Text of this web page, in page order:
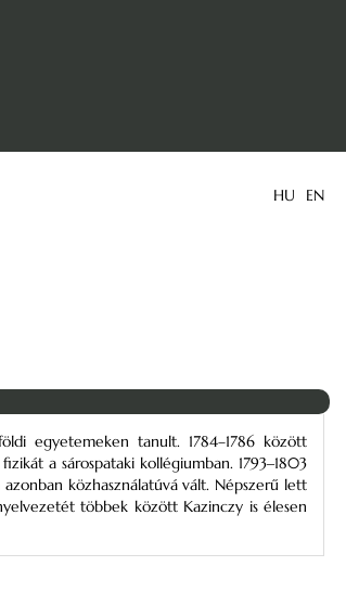
HU EN
egyetemeken tanult. 1784–1786 között
a sárospataki kollégiumban. 1793‒1803
közhasználatúvá vált. Népszerű lett
többek között Kazinczy is élesen